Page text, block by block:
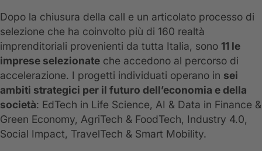
Dopo la chiusura della call e un articolato processo di
selezione che ha coinvolto più di 160 realtà
imprenditoriali provenienti da tutta Italia, sono 11 le
imprese selezionate che accedono al percorso di
accelerazione. I progetti individuati operano in sei
ambiti strategici per il futuro dell’economia e della
società: EdTech in Life Science, AI & Data in Finance &
Green Economy, AgriTech & FoodTech, Industry 4.0,
Social Impact, TravelTech & Smart Mobility.